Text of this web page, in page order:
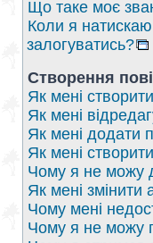
Що таке моє
Коли я
залогуватись?
Створення
Як мені
Як мені
Як мені додати
Як мені
Чому я не можу
Як мені
Чому мені
Чому я не можу